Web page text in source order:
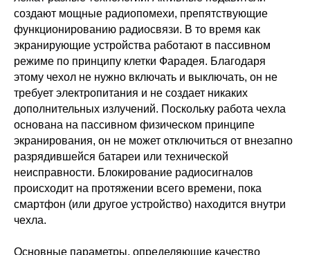
создают мощные радиопомехи, препятствующие
функционированию радиосвязи. В то время как
экранирующие устройства работают в пассивном
режиме по принципу клетки Фарадея. Благодаря
этому чехол не нужно включать и выключать, он не
требует электропитания и не создает никаких
дополнительных излучений. Поскольку работа чехла
основана на пассивном физическом принципе
экранирования, он не может отключиться от внезапно
разрядившейся батареи или технической
неисправности. Блокирование радиосигналов
происходит на протяжении всего времени, пока
смартфон (или другое устройство) находится внутри
чехла.
Основные параметры, определяющие качество